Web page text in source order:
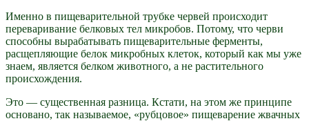
Именно в пищеварительной трубке червей происходит
переваривание белковых тел микробов. Потому, что черви
способны вырабатывать пищеварительные ферменты,
расщепляющие белок микробных клеток, который как мы уже
знаем, является белком животного, а не растительного
происхождения.
Это — существенная разница. Кстати, на этом же принципе
основано, так называемое, «рубцовое» пищеварение жвачных